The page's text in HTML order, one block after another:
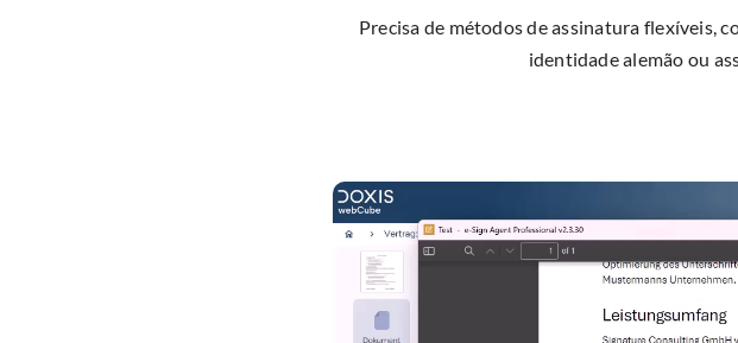
Precisa de métodos de assinatura flexíveis,
identidade alemão ou